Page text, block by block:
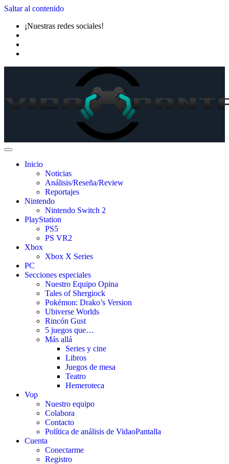
Saltar al contenido
¡Nuestras redes sociales!
Inicio
Noticias
Análisis/Reseña/Review
Reportajes
Nintendo
Nintendo Switch 2
PlayStation
PS5
PS VR2
Xbox
Xbox X Series
PC
Secciones especiales
Nuestro Equipo Opina
Tales of Shergiock
Pokémon: Drako’s Version
Ubiverse Worlds
Rincón Gust
5 juegos que…
Más allá
Series y cine
Libros
Juegos de mesa
Teatro
Hemeroteca
Vop
Nuestro equipo
Colabora
Contacto
Política de análisis de VidaoPantalla
Cuenta
Conectarme
Registro